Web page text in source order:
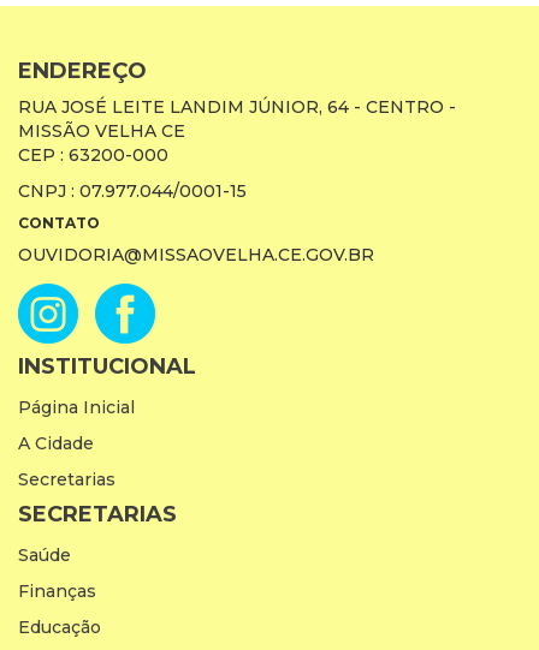
ENDEREÇO
RUA JOSÉ LEITE LANDIM JÚNIOR, 64 - CENTRO -
MISSÃO VELHA CE
CEP : 63200-000
CNPJ : 07.977.044/0001-15
CONTATO
OUVIDORIA@MISSAOVELHA.CE.GOV.BR
INSTITUCIONAL
Página Inicial
A Cidade
Secretarias
SECRETARIAS
Saúde
Finanças
Educação